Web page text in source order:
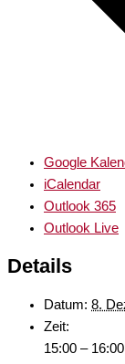
Google
iCalendar
Outlook 365
Outlook Live
Details
Datum: 8.
Zeit:
15:00 – 16:00